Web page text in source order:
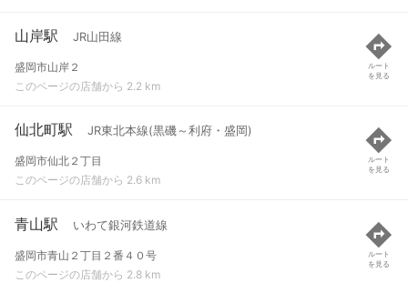
山岸駅 JR山田線
盛岡市山岸２
このページの店舗から 2.2 km
ルート
を見る
仙北町駅 JR東北本線(黒磯～利府・盛岡)
盛岡市仙北２丁目
このページの店舗から 2.6 km
ルート
を見る
青山駅 いわて銀河鉄道線
盛岡市青山２丁目２番４０号
このページの店舗から 2.8 km
ルート
を見る